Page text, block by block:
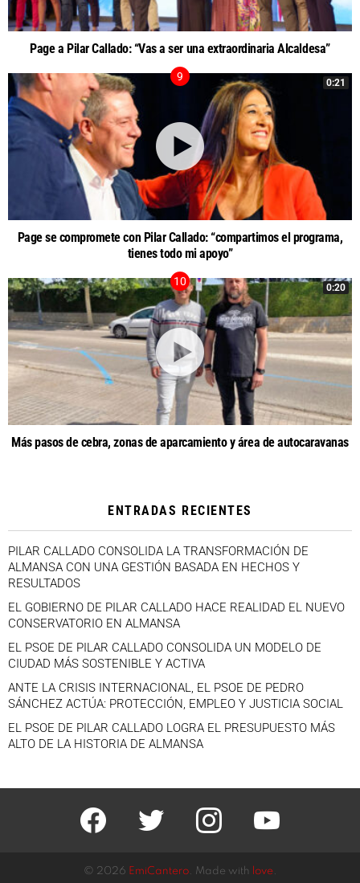
Page a Pilar Callado: “Vas a ser una extraordinaria Alcaldesa”
0:21
Page se compromete con Pilar Callado: “compartimos el programa,
tienes todo mi apoyo”
0:20
Más pasos de cebra, zonas de aparcamiento y área de autocaravanas
ENTRADAS RECIENTES
PILAR CALLADO CONSOLIDA LA TRANSFORMACIÓN DE
ALMANSA CON UNA GESTIÓN BASADA EN HECHOS Y
RESULTADOS
EL GOBIERNO DE PILAR CALLADO HACE REALIDAD EL NUEVO
CONSERVATORIO EN ALMANSA
EL PSOE DE PILAR CALLADO CONSOLIDA UN MODELO DE
CIUDAD MÁS SOSTENIBLE Y ACTIVA
ANTE LA CRISIS INTERNACIONAL, EL PSOE DE PEDRO
SÁNCHEZ ACTÚA: PROTECCIÓN, EMPLEO Y JUSTICIA SOCIAL
EL PSOE DE PILAR CALLADO LOGRA EL PRESUPUESTO MÁS
ALTO DE LA HISTORIA DE ALMANSA
facebook twitter instagram youtube
© 2026 EmiCantero. Made with love.